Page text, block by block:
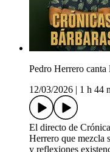
Pedro Herrero canta
12/03/2026
1 h 44
El directo de
Herrero que mezcla
y reflexiones